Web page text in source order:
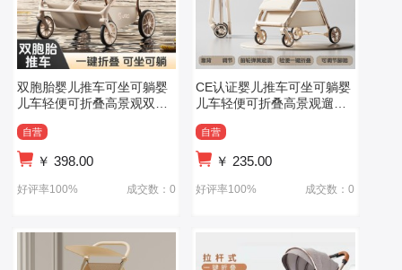
双胞胎婴儿推车可坐可躺婴
儿车轻便可折叠高景观双人
自营
￥ 398.00
好评率100% 成交数：0
CE认证婴儿推车可坐可躺婴
儿车轻便可折叠高景观遛娃
自营
￥ 235.00
好评率100% 成交数：0